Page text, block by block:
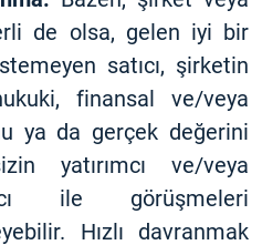
de olsa, gelen iyi bir
satıcı, şirketin
finansal ve/veya
ya da gerçek değerini
yatırımcı ve/veya
ile görüşmeleri
Hızlı davranmak